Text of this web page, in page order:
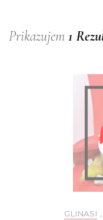
Prikazujem 1
GLINASI ,